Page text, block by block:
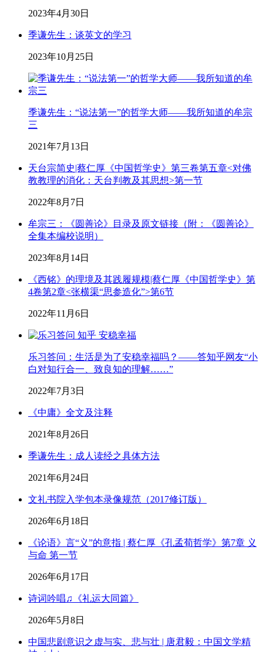
2023年4月30日
季谦先生：谈英文的学习
2023年10月25日
季谦先生：“说法第一”的哲学大师——我所知道的牟宗
三
2021年7月13日
天台宗简史|蔡仁厚《中国哲学史》第三卷第五章<对佛
教教理的消化：天台判教及其思想>第一节
2022年8月7日
牟宗三：《圆善论》目录及原文链接（附：《圆善论》
全集本编校说明）
2023年8月14日
《西铭》的理境及其践履规模|蔡仁厚《中国哲学史》第
4卷第2章<张横渠“思参造化”>第6节
2022年11月6日
乐习答问：生活是为了安稳幸福吗？——答知乎网友“小
白对知行合一、致良知的理解……”
2022年7月3日
《中庸》全文及注释
2021年8月26日
季谦先生：成人读经之具体方法
2021年6月24日
文礼书院入学包本录像规范（2017修订版）
2026年6月18日
《论语》言“义”的意指 | 蔡仁厚《孔孟荀哲学》第7章 义
与命 第一节
2026年6月17日
诗词吟唱♫《礼运大同篇》
2026年5月8日
中国悲剧意识之虚与实、悲与壮 | 唐君毅：中国文学精